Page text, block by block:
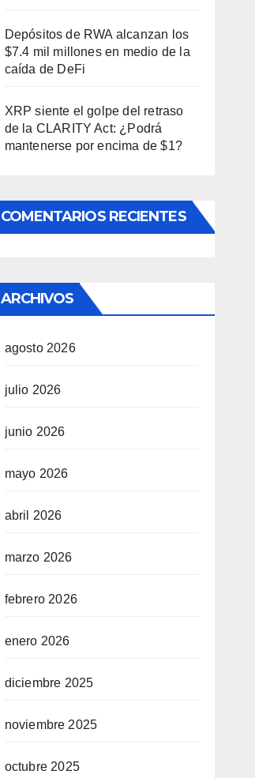
Depósitos de RWA alcanzan los
$7.4 mil millones en medio de la
caída de DeFi
XRP siente el golpe del retraso
de la CLARITY Act: ¿Podrá
mantenerse por encima de $1?
COMENTARIOS RECIENTES
ARCHIVOS
agosto 2026
julio 2026
junio 2026
mayo 2026
abril 2026
marzo 2026
febrero 2026
enero 2026
diciembre 2025
noviembre 2025
octubre 2025